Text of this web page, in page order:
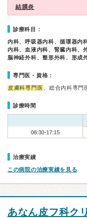
結膜炎
診療科目：
内科、呼吸器内科、循環器内
内科、血液内科、腎臓内科、
脳神経外科、整形外科、形成
専門医・資格：
皮膚科専門医 、総合内科専
診療時間
08:30-17:15
治療実績
この病院の治療実績を見る
あなん皮フ科ク